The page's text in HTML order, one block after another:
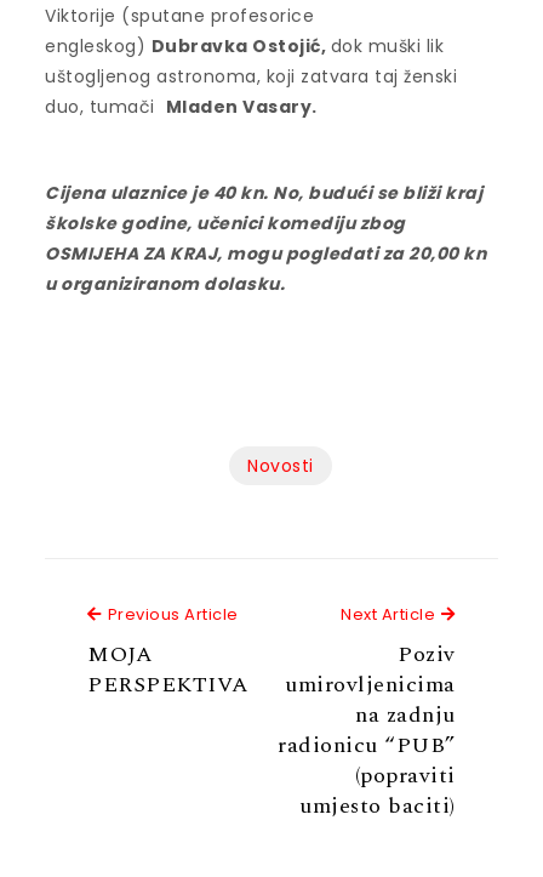
Viktorije (sputane profesorice
engleskog) Dubravka Ostojić, dok muški lik
uštogljenog astronoma, koji zatvara taj ženski
duo, tumači Mladen Vasary.
Cijena ulaznice je 40 kn. No, budući se bliži kraj
školske godine, učenici komediju zbog
OSMIJEHA ZA KRAJ, mogu pogledati za 20,00 kn
u organiziranom dolasku.
Novosti
Previous Article Previous Article
MOJA
PERSPEKTIVA
Next Article Next
Poziv
umirovljenicima
na zadnju
radionicu “PUB”
(popraviti
umjesto baciti)